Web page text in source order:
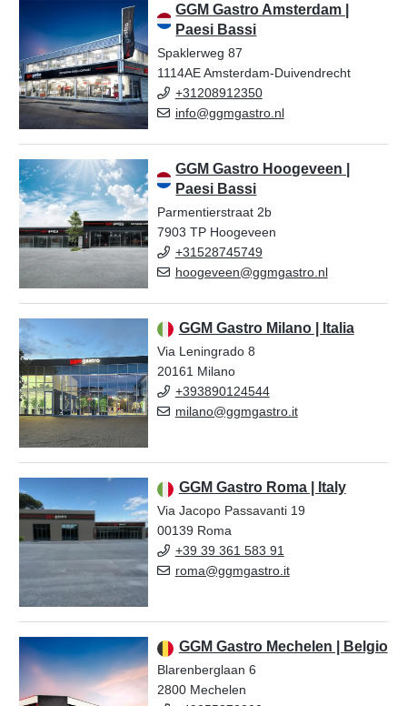
GGM Gastro Amsterdam |
Paesi Bassi
Spaklerweg 87
1114AE Amsterdam-Duivendrecht
+31208912350
info@ggmgastro.nl
GGM Gastro Hoogeveen |
Paesi Bassi
Parmentierstraat 2b
7903 TP Hoogeveen
+31528745749
hoogeveen@ggmgastro.nl
GGM Gastro Milano | Italia
Via Leningrado 8
20161 Milano
+393890124544
milano@ggmgastro.it
GGM Gastro Roma | Italy
Via Jacopo Passavanti 19
00139 Roma
+39 39 361 583 91
roma@ggmgastro.it
GGM Gastro Mechelen | Belgio
Blarenberglaan 6
2800 Mechelen